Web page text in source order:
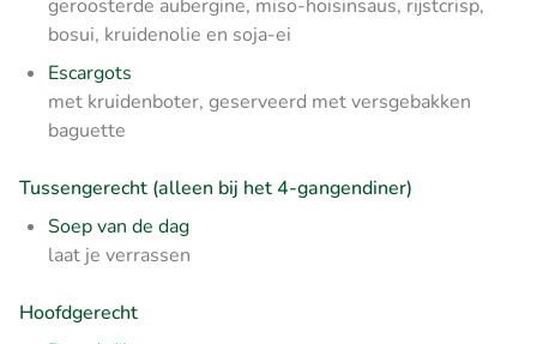
geroosterde aubergine, miso-hoisinsaus, rijstcrisp,
bosui, kruidenolie en soja-ei
Escargots
met kruidenboter, geserveerd met versgebakken
baguette
Tussengerecht (alleen bij het 4-gangendiner)
Soep van de dag
laat je verrassen
Hoofdgerecht